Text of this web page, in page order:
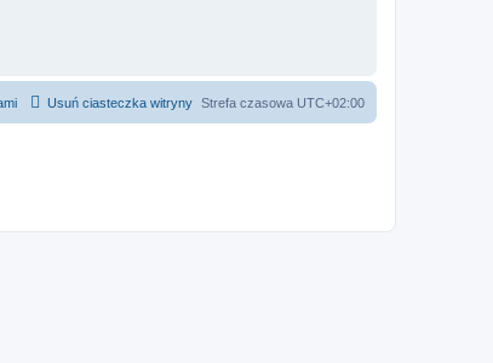
Strefa czasowa UTC+02:00
Usuń ciasteczka witryny